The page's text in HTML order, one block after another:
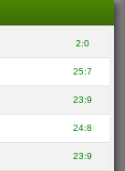
2:0
25:7
23:9
24:8
23:9